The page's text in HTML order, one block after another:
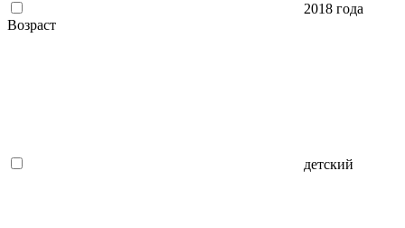
2018 года
Возраст
детский